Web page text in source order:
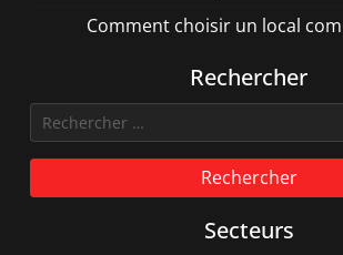
Comment choisir un local
Rechercher
Rechercher
Secteurs